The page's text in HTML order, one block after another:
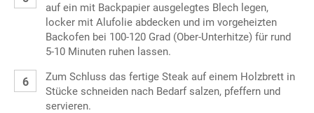
auf ein mit Backpapier ausgelegtes Blech legen,
locker mit Alufolie abdecken und im vorgeheizten
Backofen bei 100-120 Grad (Ober-Unterhitze) für rund
5-10 Minuten ruhen lassen.
Zum Schluss das fertige Steak auf einem Holzbrett in
Stücke schneiden nach Bedarf salzen, pfeffern und
servieren.